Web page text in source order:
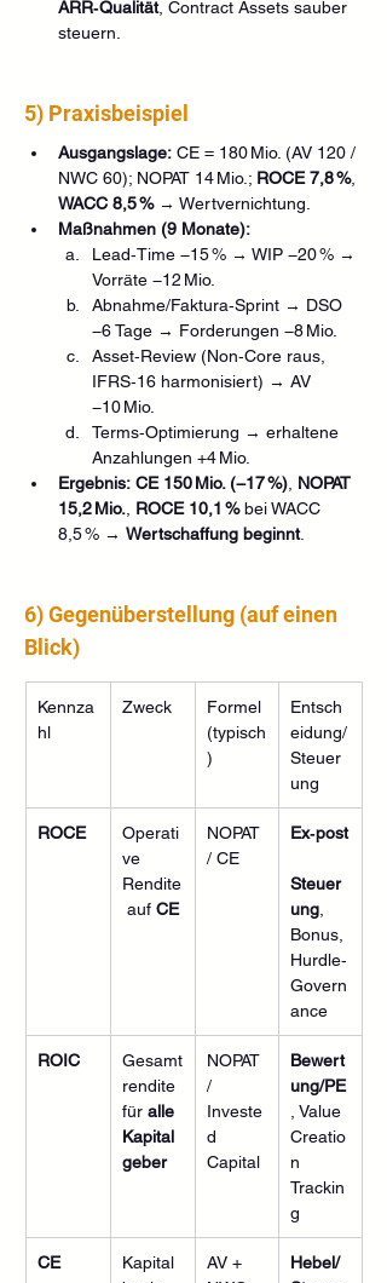
ARR‑Qualität, Contract Assets sauber
steuern.
5) Praxisbeispiel
Ausgangslage: CE = 180 Mio. (AV 120 /
NWC 60); NOPAT 14 Mio.; ROCE 7,8 %,
WACC 8,5 % → Wertvernichtung.
Maßnahmen (9 Monate):
Lead‑Time −15 % → WIP −20 % →
Vorräte −12 Mio.
Abnahme/Faktura‑Sprint → DSO
−6 Tage → Forderungen −8 Mio.
Asset‑Review (Non‑Core raus,
IFRS‑16 harmonisiert) → AV
−10 Mio.
Terms‑Optimierung → erhaltene
Anzahlungen +4 Mio.
Ergebnis: CE 150 Mio. (−17 %) NOPAT
15,2 Mio. ROCE 10,1 % bei WACC
8,5 % → Wertschaffung beginnt.
6) Gegenüberstellung (auf einen
Blick)
Kennza
hl
Zweck
Formel
(typisch
)
Entsch
eidung/
Steuer
ung
ROCE
Operati
ve
Rendite
auf CE
NOPAT
/ CE
Ex‑post
Steuer
ung
Bonus,
Hurdle‑
Govern
ance
ROIC
Gesamt
rendite
für alle
Kapital
geber
NOPAT
/
Investe
d
Capital
Bewert
ung/PE
, Value
Creatio
n
Trackin
g
CE
Kapital
AV +
Hebel/